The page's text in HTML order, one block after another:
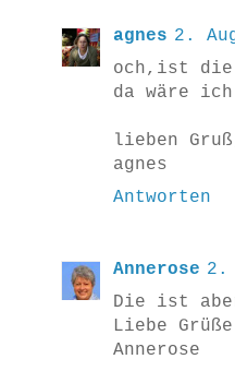
agnes 2.
och,ist die
da wäre ich
lieben
agnes
Antworten
Annerose 2.
Die ist
Liebe
Annerose